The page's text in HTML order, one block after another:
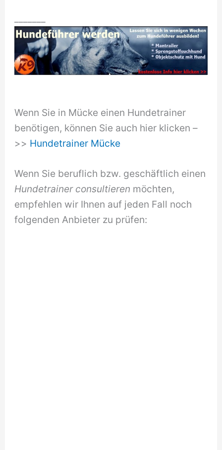
Wenn Sie in Mücke einen Hundetrainer
benötigen, können Sie auch hier klicken –
>> Hundetrainer Mücke
Wenn Sie beruflich bzw. geschäftlich einen
Hundetrainer consultieren möchten,
empfehlen wir Ihnen auf jeden Fall noch
folgenden Anbieter zu prüfen: